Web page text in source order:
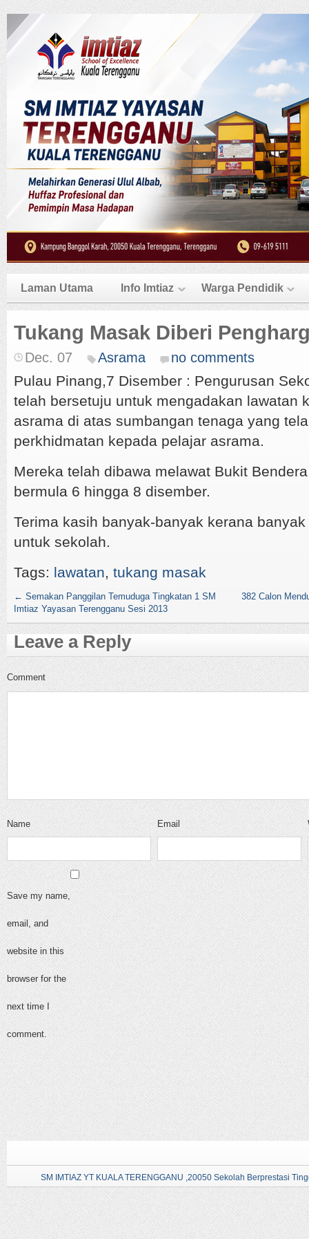
Laman Utama Info Imtiaz Warga Pendidik
Tukang Masak Diberi
Dec. 07 Asrama no comments
Pulau Pinang,7 Disember : Pengurusan
telah bersetuju untuk mengadakan lawatan
asrama di atas sumbangan tenaga yang
perkhidmatan kepada pelajar asrama.
Mereka telah dibawa melawat Bukit
bermula 6 hingga 8 disember.
Terima kasih banyak-banyak kerana
untuk sekolah.
Tags: lawatan, tukang masak
← Semakan Panggilan Temuduga Tingkatan 1 SM
Imtiaz Yayasan Terengganu Sesi 2013
382 Calon
Leave a Reply
Comment
Name Email
Save my name,
email, and
website in this
browser for the
next time I
comment.
SM IMTIAZ YT KUALA TERENGGANU ,20050 Sekolah Berprestasi